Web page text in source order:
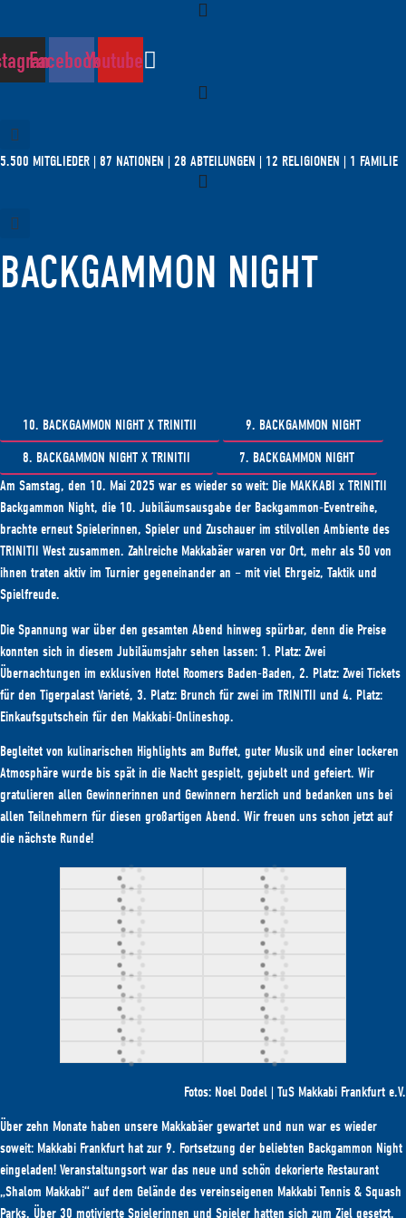
springenFacebookYoutube
5.500 MITGLIEDER | 87 NATIONEN | 28 ABTEILUNGEN | 12 RELIGIONEN | 1 FAMILIE
BACKGAMMON NIGHT
10. BACKGAMMON NIGHT X TRINITII
9. BACKGAMMON NIGHT
8. BACKGAMMON NIGHT X TRINITII
7. BACKGAMMON NIGHT
Am Samstag, den 10. Mai 2025 war es wieder so weit: Die MAKKABI x TRINITII
Backgammon Night, die 10. Jubiläumsausgabe der Backgammon-Eventreihe,
brachte erneut Spielerinnen, Spieler und Zuschauer im stilvollen Ambiente des
TRINITII West zusammen. Zahlreiche Makkabäer waren vor Ort, mehr als 50 von
ihnen traten aktiv im Turnier gegeneinander an – mit viel Ehrgeiz, Taktik und
Spielfreude.
Die Spannung war über den gesamten Abend hinweg spürbar, denn die Preise
konnten sich in diesem Jubiläumsjahr sehen lassen: 1. Platz: Zwei
Übernachtungen im exklusiven Hotel Roomers Baden-Baden, 2. Platz: Zwei Tickets
für den Tigerpalast Varieté, 3. Platz: Brunch für zwei im TRINITII und 4. Platz:
Einkaufsgutschein für den Makkabi-Onlineshop.
Begleitet von kulinarischen Highlights am Buffet, guter Musik und einer lockeren
Atmosphäre wurde bis spät in die Nacht gespielt, gejubelt und gefeiert. Wir
gratulieren allen Gewinnerinnen und Gewinnern herzlich und bedanken uns bei
allen Teilnehmern für diesen großartigen Abend. Wir freuen uns schon jetzt auf
die nächste Runde!
Fotos: Noel Dodel | TuS Makkabi Frankfurt e.V.
Über zehn Monate haben unsere Makkabäer gewartet und nun war es wieder
soweit: Makkabi Frankfurt hat zur 9. Fortsetzung der beliebten Backgammon Night
eingeladen! Veranstaltungsort war das neue und schön dekorierte Restaurant
„Shalom Makkabi“ auf dem Gelände des vereinseigenen Makkabi Tennis & Squash
Parks. Über 30 motivierte Spielerinnen und Spieler hatten sich zum Ziel gesetzt,